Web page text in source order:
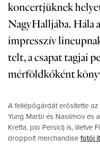
koncertjüknek
NagyHalljába. Hála
impresszív
telt, a csapat tagjai
mérföldkőként
A fellépőgárdát erősítette az
Yung Marbi és Nasiimov és
Kretta, plo Persici) is, illetve
droppolt merchandise fotói